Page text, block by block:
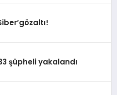
şüpheli yakalandı